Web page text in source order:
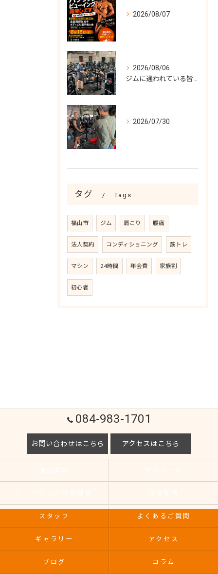
2026/08/07
2026/08/06
2026/07/30
タグ Tags
福山市 ジム 肩こり 腰痛
法人契約 コンディショニング 筋トレ
マシン 24時間 年会費 家族割
初心者
084-983-1701
お問い合わせはこちら アクセスはこちら
スタッフ よくあるご質問
ギャラリー アクセス
ブログ コラム